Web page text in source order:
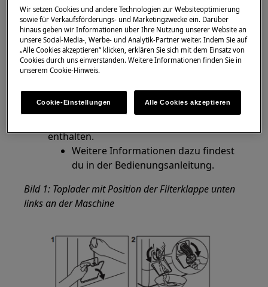
Im Sockelbereich der Waschmaschine ist
eine Klappe angebracht, hinter der sich
das Flusensieb bzw. die Laugenpumpe
oder Ablaufpumpe befindet.
fehlt diese Klappe, da diese Geräte mit
einem selbst-reinigenden Ablaufsystem
enthalten.
Weitere Informationen dazu findest
du in der Bedienungsanleitung.
Bild 1: Toplader mit Position der Filterklappe unten
links an der Maschine
Wir setzen Cookies und andere Technologien zur Websiteoptimierung
sowie für Verkaufsförderungs- und Marketingzwecke ein. Darüber
hinaus geben wir Informationen über Ihre Nutzung unserer Website an
unsere Social-Media-, Werbe- und Analytik-Partner weiter. Indem Sie auf
„Alle Cookies akzeptieren“ klicken, erklären Sie sich mit dem Einsatz von
Cookies durch uns einverstanden. Weitere Informationen finden Sie in
unserem Cookie-Hinweis.
Cookie-Einstellungen Alle Cookies akzeptieren